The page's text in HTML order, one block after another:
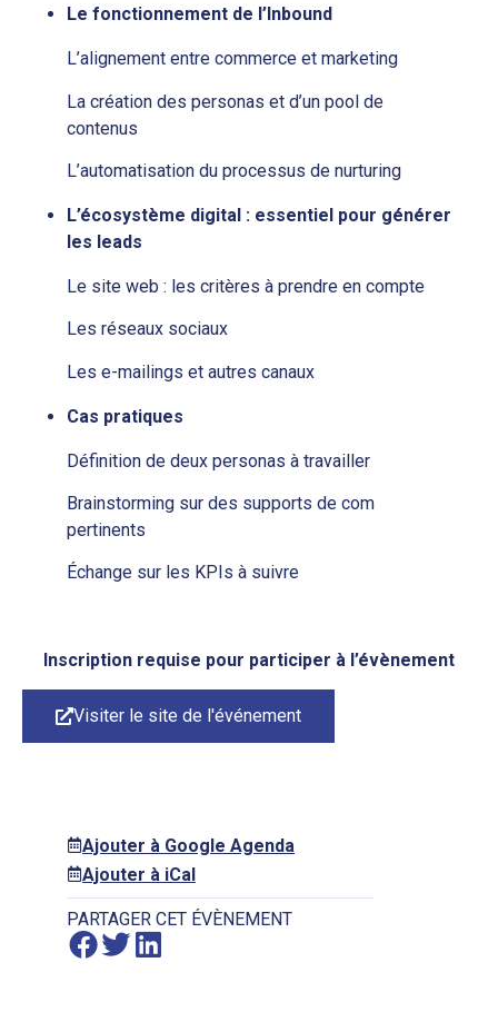
Le fonctionnement de l’Inbound
L’alignement entre commerce et marketing
La création des personas et d’un pool de
contenus
L’automatisation du processus de nurturing
L’écosystème digital : essentiel pour générer
les leads
Le site web : les critères à prendre en compte
Les réseaux sociaux
Les e-mailings et autres canaux
Cas pratiques
Définition de deux personas à travailler
Brainstorming sur des supports de com
pertinents
Échange sur les KPIs à suivre
Inscription requise pour participer à l’évènement
Visiter le site de l'événement
Ajouter à Google Agenda
Ajouter à iCal
PARTAGER CET ÉVÈNEMENT